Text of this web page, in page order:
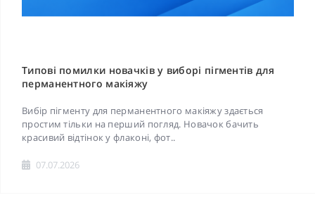
Типові помилки новачків у виборі пігментів для
перманентного макіяжу
Вибір пігменту для перманентного макіяжу здається
простим тільки на перший погляд. Новачок бачить
красивий відтінок у флаконі, фот..
07.07.2026